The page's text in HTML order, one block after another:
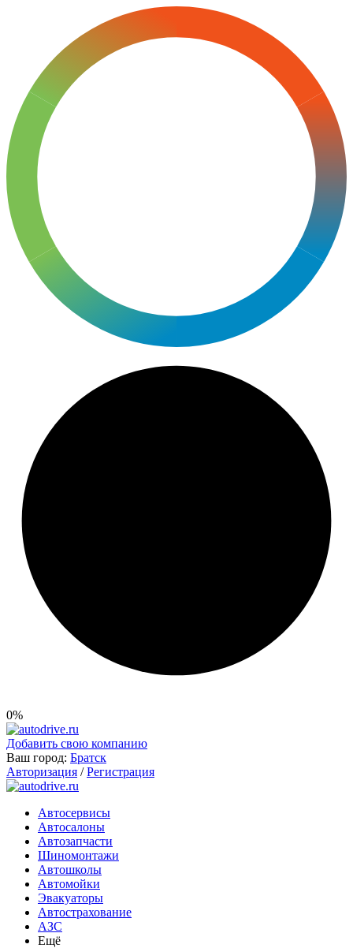
0%
Добавить свою компанию
Ваш город: Братск
Авторизация / Регистрация
Автосервисы
Автосалоны
Автозапчасти
Шиномонтажи
Автошколы
Автомойки
Эвакуаторы
Автострахование
АЗС
Ещё